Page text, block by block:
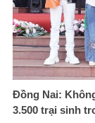
Đồng Nai:
3.500 trại sinh